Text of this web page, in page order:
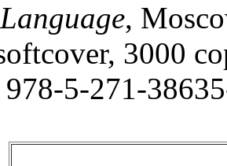
Language,
3000
5-271-